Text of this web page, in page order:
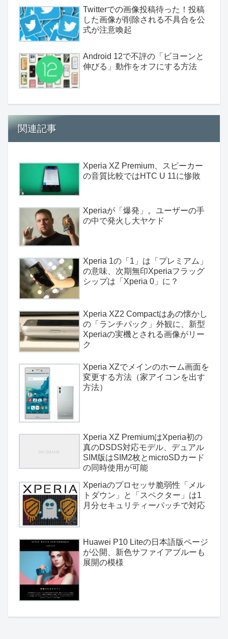
Twitterでの画像投稿待った！投稿
した画像が削除される不具合を公
式が注意喚起
Android 12で不評の「ビヨーンと
伸びる」動作をオフにする方法
関連記事
Xperia XZ Premium、スピーカー
の音質比較ではHTC U 11に惨敗
Xperiaが「爆発」。ユーザーの手
の中で発火し大ヤケド
Xperia 1の「1」は「プレミアム」
の意味、次期無印Xperiaフラッグ
シップは「Xperia 0」に？
Xperia XZ2 Compactはあの懐かし
の「ランチパック」外観に、新型
Xperiaの実機とされる画像がリー
ク
Xperia XZでメインのホーム画面を
変更する方法（家アイコンを出す
方法）
Xperia XZ PremiumはXperia初の
真のDSDS対応モデル、デュアル
SIM版はSIM2枚とmicroSDカード
の同時使用が可能
Xperiaのプロセッサ脆弱性「メル
トダウン」と「スペクター」は1
月分セキュリティーパッチで対応
Huawei P10 Liteの日本語版ページ
が公開、新色サファイアブルーも
展開の模様